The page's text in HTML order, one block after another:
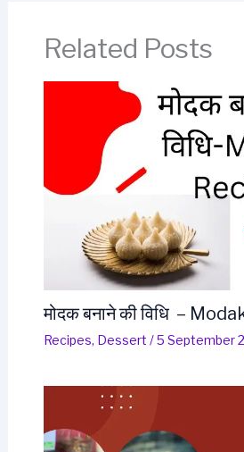
Related Posts
मोदक बनाने की विधि –
Recipes, Dessert /5 September